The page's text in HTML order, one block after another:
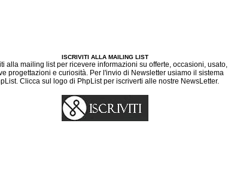
ISCRIVITI ALLA MAILING LIST
alla mailing list per ricevere informazioni su offerte, occasioni, usato,
progettazioni e curiosità. Per l'invio di Newsletter usiamo il sistema
Clicca sul logo di PhpList per iscriverti alle nostre NewsLetter.